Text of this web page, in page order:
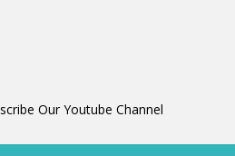
Our Youtube Channel